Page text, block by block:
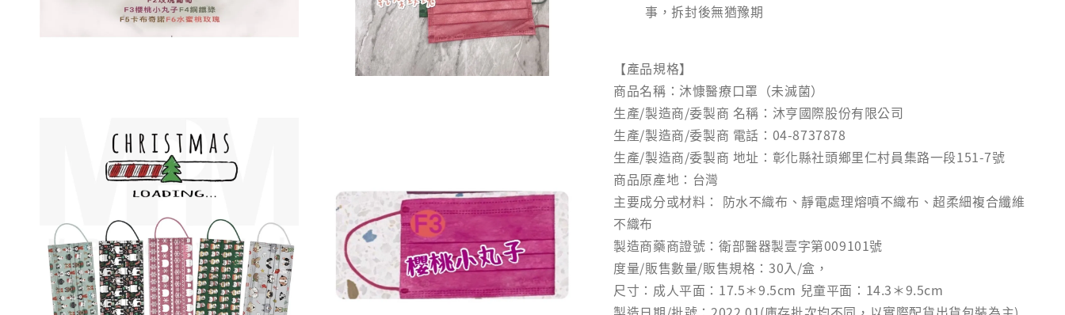
事，拆封後無猶豫期
【產品規格】
商品名稱：沐慷醫療口罩（未滅菌）
生產/製造商/委製商 名稱：沐亨國際股份有限公司
生產/製造商/委製商 電話：04-8737878
生產/製造商/委製商 地址：彰化縣社頭鄉里仁村員集路一段151-7號
商品原產地：台灣
主要成分或材料： 防水不織布、靜電處理熔噴不織布、超柔細複合纖維
不織布
製造商藥商證號：衛部醫器製壹字第009101號
度量/販售數量/販售規格：30入/盒，
尺寸：成人平面：17.5＊9.5cm 兒童平面：14.3＊9.5cm